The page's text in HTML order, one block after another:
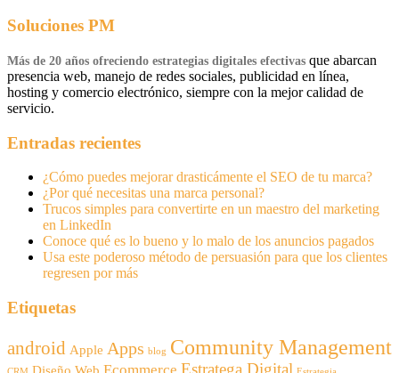
Soluciones PM
Más de 20 años ofreciendo estrategias digitales efectivas que abarcan
presencia web, manejo de redes sociales, publicidad en línea,
hosting y comercio electrónico, siempre con la mejor calidad de
servicio.
Entradas recientes
¿Cómo puedes mejorar drasticámente el SEO de tu marca?
¿Por qué necesitas una marca personal?
Trucos simples para convertirte en un maestro del marketing
en LinkedIn
Conoce qué es lo bueno y lo malo de los anuncios pagados
Usa este poderoso método de persuasión para que los clientes
regresen por más
Etiquetas
android Apple Apps blog Community Management
Estratega Digital